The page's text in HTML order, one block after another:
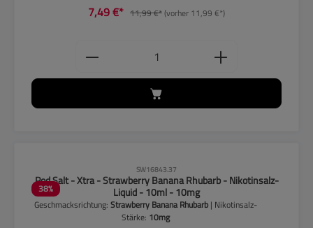
7,49 €* 11,99 €*(vorher 11,99 €*)
Produkt Anzahl: Gib den
38%
SW16843.37
Pod Salt - Xtra - Strawberry Banana Rhubarb - Nikotinsalz-
Liquid - 10ml - 10mg
Geschmacksrichtung:Strawberry Banana Rhubarb | Nikotinsalz-
Stärke: 10mg